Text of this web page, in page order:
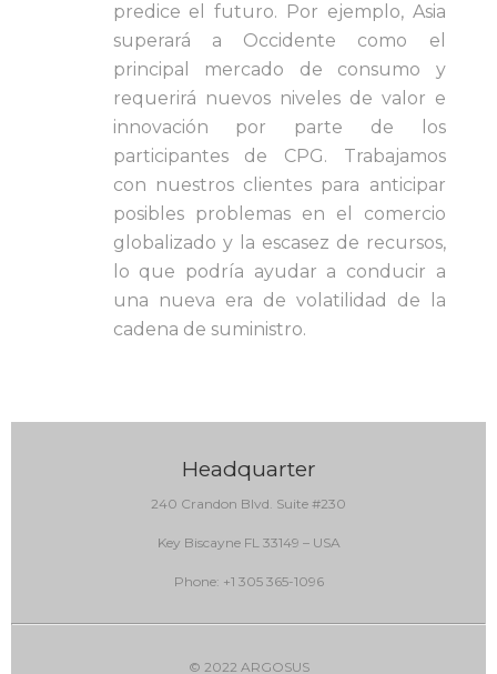
predice el futuro. Por ejemplo, Asia
superará a Occidente como el
principal mercado de consumo y
requerirá nuevos niveles de valor e
innovación por parte de los
participantes de CPG. Trabajamos
con nuestros clientes para anticipar
posibles problemas en el comercio
globalizado y la escasez de recursos,
lo que podría ayudar a conducir a
una nueva era de volatilidad de la
cadena de suministro.
Headquarter
240 Crandon Blvd. Suite #230
Key Biscayne FL 33149 – USA
Phone: +1 305 365-1096
© 2022 ARGOSUS